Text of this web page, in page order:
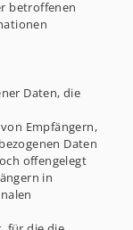
betroffenen
Daten, die
Empfängern,
Daten
offengelegt
in